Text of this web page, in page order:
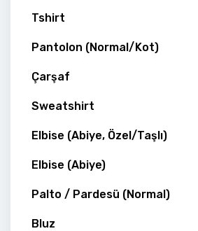
Tshirt
Pantolon (Normal/Kot)
Çarşaf
Sweatshirt
Elbise (Abiye, Özel/Taşlı)
Elbise (Abiye)
Palto / Pardesü (Normal)
Bluz